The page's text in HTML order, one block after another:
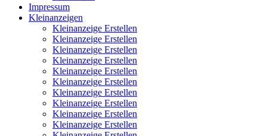
Impressum
Kleinanzeigen
Kleinanzeige Erstellen
Kleinanzeige Erstellen
Kleinanzeige Erstellen
Kleinanzeige Erstellen
Kleinanzeige Erstellen
Kleinanzeige Erstellen
Kleinanzeige Erstellen
Kleinanzeige Erstellen
Kleinanzeige Erstellen
Kleinanzeige Erstellen